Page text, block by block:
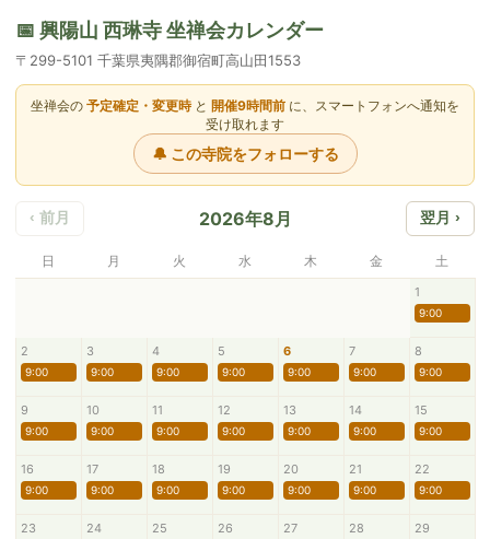
📅 興陽山 西琳寺 坐禅会カレンダー
〒299-5101 千葉県夷隅郡御宿町高山田1553
坐禅会の 予定確定・変更時と 開催9時間前 に、スマートフォンへ通知を
受け取れます
🔔 この寺院をフォローする
‹ 前月 2026年8月 翌月 ›
日 月 火 水 木 金 土
1
9:00
2
9:00
3
9:00
4
9:00
5
9:00
6
9:00
7
9:00
8
9:00
9
9:00
10
9:00
11
9:00
12
9:00
13
9:00
14
9:00
15
9:00
16
9:00
17
9:00
18
9:00
19
9:00
20
9:00
21
9:00
22
9:00
23 24 25 26 27 28 29